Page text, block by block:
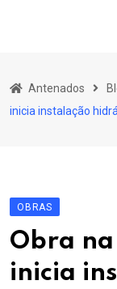
to
content
Antenados
inicia instalação
OBRAS
Obra na
inicia